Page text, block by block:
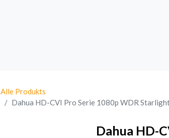
Alle Produkts
Dahua HD-CVI Pro Serie 1080p WDR
Dahua HD-